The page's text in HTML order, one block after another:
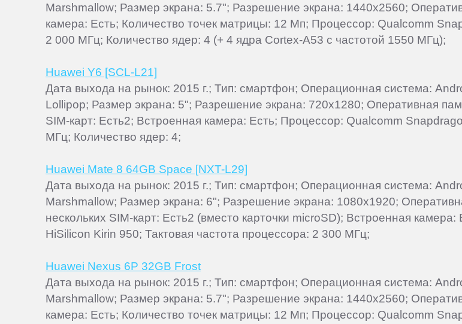
Marshmallow; Размер экрана: 5.7"; Разрешение экрана: 1440x2560;
камера: Есть; Количество точек матрицы: 12 Мп; Процессор: Qualcomm
2 000 МГц; Количество ядер: 4 (+ 4 ядра Cortex-A53 с частотой 1550 МГц);
Huawei Y6 [SCL-L21]
Дата выхода на рынок: 2015 г.; Тип: смартфон; Операционная система:
Lollipop; Размер экрана: 5"; Разрешение экрана: 720x1280; Оперативная
SIM-карт: Есть2; Встроенная камера: Есть; Процессор: Qualcomm
МГц; Количество ядер: 4;
Huawei Mate 8 64GB Space [NXT-L29]
Дата выхода на рынок: 2015 г.; Тип: смартфон; Операционная система:
Marshmallow; Размер экрана: 6"; Разрешение экрана: 1080x1920;
нескольких SIM-карт: Есть2 (вместо карточки microSD); Встроенная
HiSilicon Kirin 950; Тактовая частота процессора: 2 300 МГц;
Huawei Nexus 6P 32GB Frost
Дата выхода на рынок: 2015 г.; Тип: смартфон; Операционная система:
Marshmallow; Размер экрана: 5.7"; Разрешение экрана: 1440x2560;
камера: Есть; Количество точек матрицы: 12 Мп; Процессор: Qualcomm